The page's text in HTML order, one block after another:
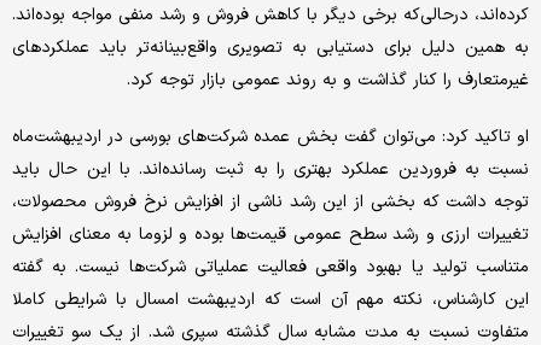
کرده‌اند، درحالی‌که برخی دیگر با کاهش فروش و رشد منفی مواجه بوده‌اند.
به همین دلیل برای دستیابی به تصویری واقع‌بینانه‌تر باید عملکردهای
غیرمتعارف را کنار گذاشت و به روند عمومی بازار توجه کرد.
او تاکید کرد: می‌توان گفت بخش عمده شرکت‌های بورسی در اردیبهشت‌ماه
نسبت به فروردین عملکرد بهتری را به ثبت رسانده‌اند. با این حال باید
توجه داشت که بخشی از این رشد ناشی از افزایش نرخ فروش محصولات،
تغییرات ارزی و رشد سطح عمومی قیمت‌ها بوده و لزوما به معنای افزایش
متناسب تولید یا بهبود واقعی فعالیت عملیاتی شرکت‌ها نیست. به گفته
این کارشناس، نکته مهم آن است که اردیبهشت امسال با شرایطی کاملا
متفاوت نسبت به مدت مشابه سال گذشته سپری شد. از یک سو تغییرات